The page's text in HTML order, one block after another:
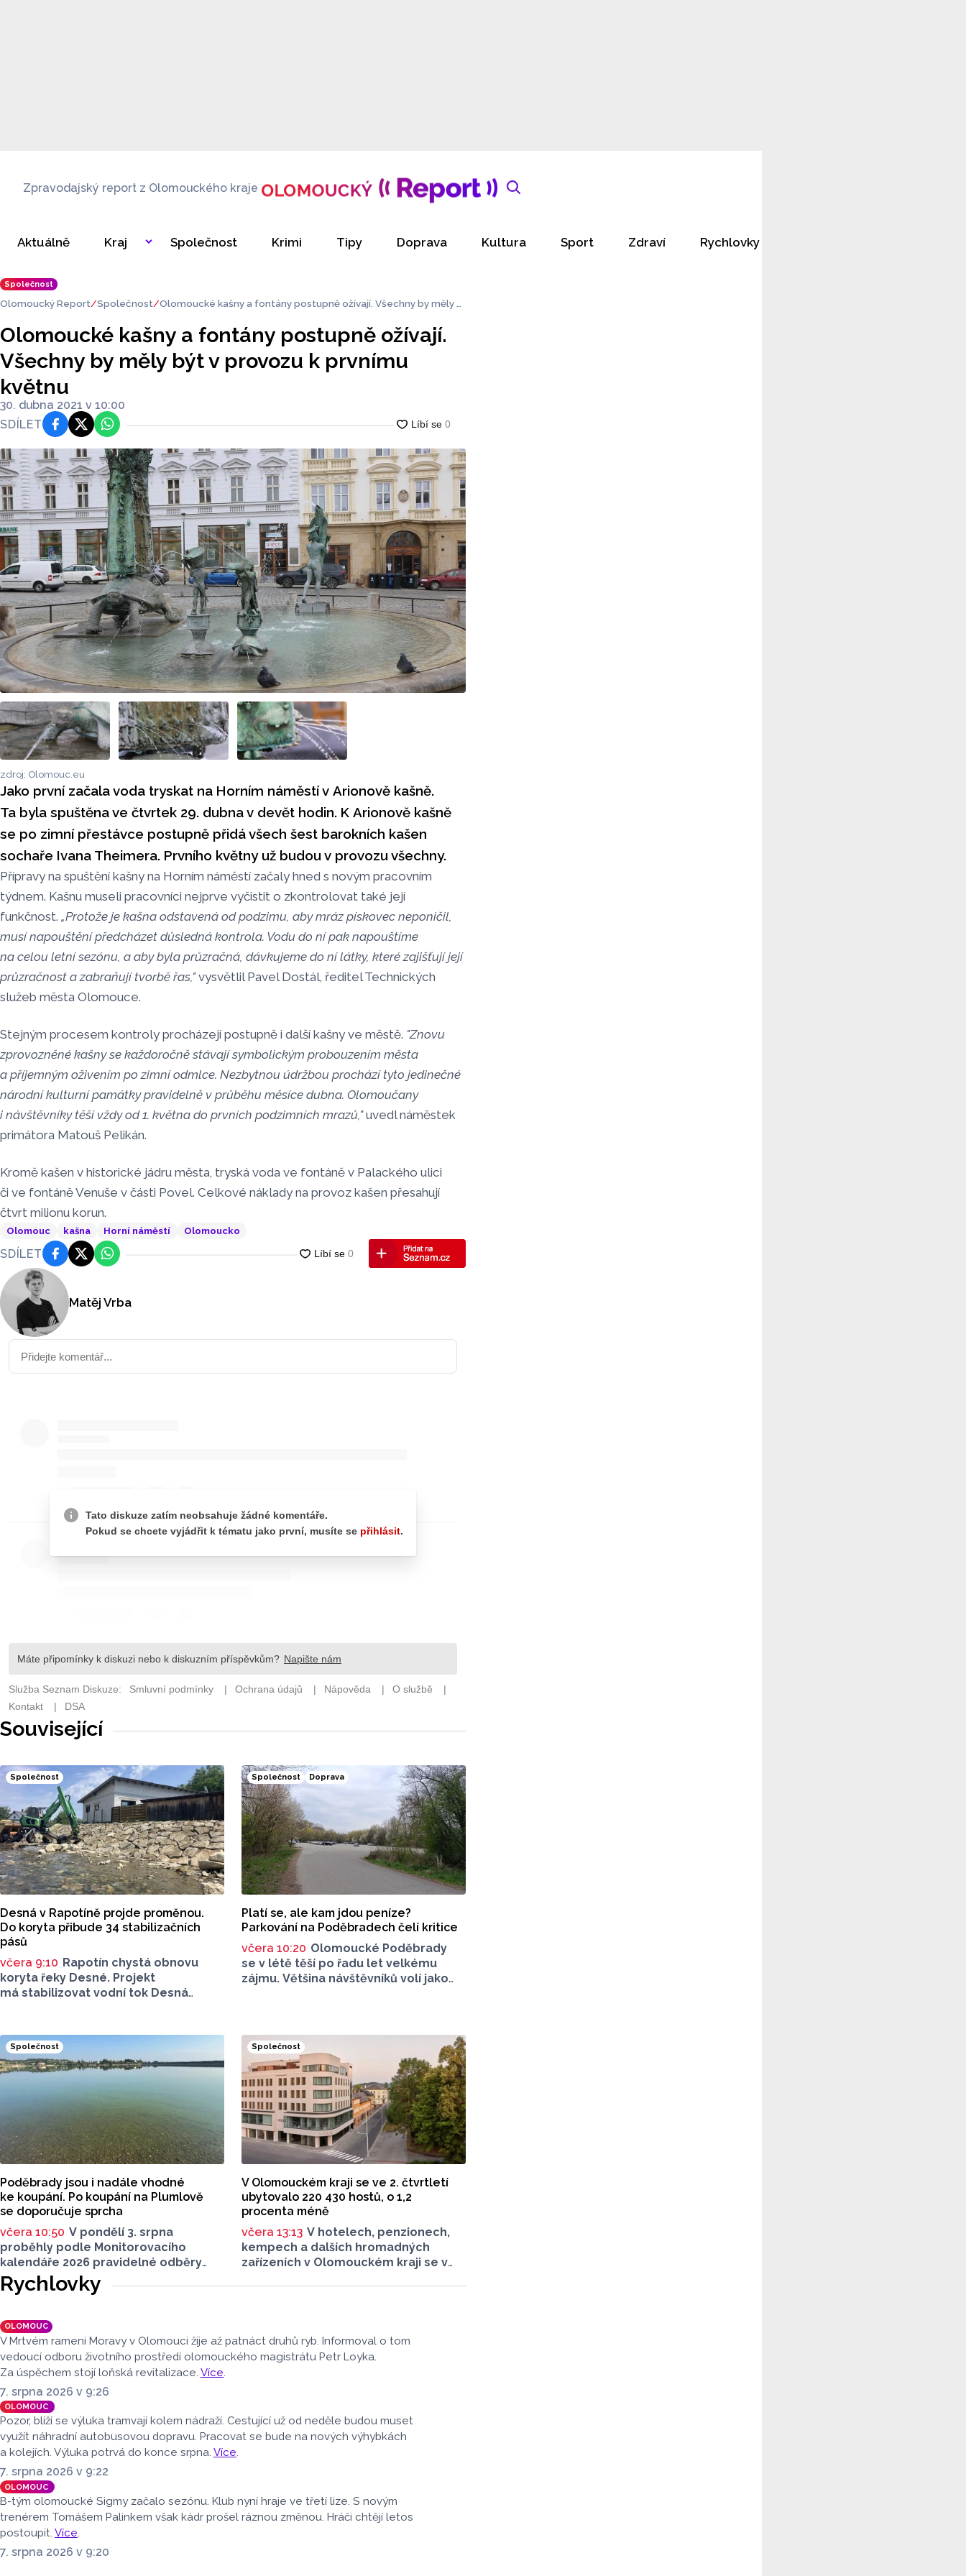
Zpravodajský report z Olomouckého kraje
Aktuálně Kraj Společnost Krimi Tipy Doprava Kultura Sport Zdraví Rychlovky
Společnost
Olomoucký Report Společnost
Olomoucké kašny a fontány postupně ožívají. Všechny by měly b
Olomoucké kašny a fontány postupně ožívají.
Všechny by měly být v provozu k prvnímu
květnu
30. dubna 2021 v 10:00
SDÍLET
FacebookPlatforma X
WhatsApp
zdroj: Olomouc.eu
Jako první začala voda tryskat na Horním náměstí v Arionově kašně.
Ta byla spuštěna ve čtvrtek 29. dubna v devět hodin. K Arionově kašně
se po zimní přestávce postupně přidá všech šest barokních kašen
sochaře Ivana Theimera. Prvního květny už budou v provozu všechny.
Přípravy na spuštění kašny na Horním náměstí začaly hned s novým pracovním
týdnem. Kašnu museli pracovníci nejprve vyčistit o zkontrolovat také její
funkčnost. „Protože je kašna odstavená od podzimu, aby mráz pískovec neponičil,
musí napouštění předcházet důsledná kontrola. Vodu do ní pak napouštíme
na celou letní sezónu, a aby byla průzračná, dávkujeme do ní látky, které zajišťují její
průzračnost a zabraňují tvorbě řas,"vysvětlil Pavel Dostál, ředitel Technických
služeb města Olomouce.
Stejným procesem kontroly procházejí postupně i další kašny ve městě. "Znovu
zprovozněné kašny se každoročně stávají symbolickým probouzením města
a příjemným oživením po zimní odmlce. Nezbytnou údržbou prochází tyto jedinečné
národní kulturní památky pravidelně v průběhu měsíce dubna. Olomoučany
i návštěvníky těší vždy od 1. května do prvních podzimních mrazů,"uvedl náměstek
primátora Matouš Pelikán.
Kromě kašen v historické jádru města, tryská voda ve fontáně v Palackého ulici
či ve fontáně Venuše v části Povel. Celkové náklady na provoz kašen přesahují
čtvrt milionu korun.
Olomouc kašna Horní náměstí Olomoucko
SDÍLET FacebookPlatforma X
WhatsApp
Matěj Vrba
Související
Společnost
Desná v Rapotíně projde proměnou.
Do koryta přibude 34 stabilizačních
pásů
včera 9:10 Rapotín chystá obnovu
koryta řeky Desné. Projekt
má stabilizovat vodní tok Desná
úseky koryta. Samotná stavba bude
rozdělená do šesti samostatných
stavebních projektů.
Společnost Doprava
Platí se, ale kam jdou peníze?
Parkování na Poděbradech čelí kritice
včera 10:20 Olomoucké Poděbrady
se v létě těší po řadu let velkému
zájmu. Většina návštěvníků volí jako
rezonuje. Na konci června vznikla
na Facebooku stránka s názvem
Poděbrady bez závor a nelegálního
parkovného, která upozorňuje
na nevyhovujcí situaci s parkováním
u oblíbeného olomouckého letoviska.
Za iniciativou stojí zastupitel města
Olomouce, na jeho přání nebudeme
uvádět jeho identitu.
Společnost
Poděbrady jsou i nadále vhodné
ke koupání. Po koupání na Plumlově
se doporučuje sprcha
včera 10:50 V pondělí 3. srpna
proběhly podle Monitorovacího
kalendáře 2026 pravidelné odběry
vzorků vody na dvou tradičně
sledovaných přírodních koupacích
ve Vodní nádrži Plumlov (VN Plumlov)
a v Koupací oblasti Poděbrady (KO
Poděbrady). Monitoring byl proveden
Krajskou hygienickou stanicí
Olomouckého kraje (KHS)
ve spolupráci se Zdravotním ústavem
se sídlem v Ostravě, Centrem
hygienických laboratoří v Olomouci.
Společnost
V Olomouckém kraji se ve 2. čtvrtletí
ubytovalo 220 430 hostů, o 1,2
procenta méně
včera 13:13 V hotelech, penzionech,
kempech a dalších hromadných
zařízeních v Olomouckém kraji se v
kterých bylo 45 548, meziročně o 9,1
procenta více. Naopak domácích
Celkový počet přenocování v kraji
klesl o 4,7 procenta. Údaje
dnes zveřejnil Český statistický úřad
Rychlovky
OLOMOUC
V Mrtvém rameni Moravy v Olomouci žije až patnáct druhů ryb. Informoval o tom
vedoucí odboru životního prostředí olomouckého magistrátu Petr Loyka.
Za úspěchem stojí loňská revitalizace. Více.
7. srpna 2026 v 9:26
OLOMOUC
Pozor, blíží se výluka tramvají kolem nádraží. Cestující už od neděle budou muset
využít náhradní autobusovou dopravu. Pracovat se bude na nových výhybkách
a kolejích. Výluka potrvá do konce srpna. Více.
7. srpna 2026 v 9:22
OLOMOUC
B-tým olomoucké Sigmy začalo sezónu. Klub nyní hraje ve třetí lize. S novým
trenérem Tomášem Palinkem však kádr prošel ráznou změnou. Hráči chtějí letos
postoupit. Více.
7. srpna 2026 v 9:20